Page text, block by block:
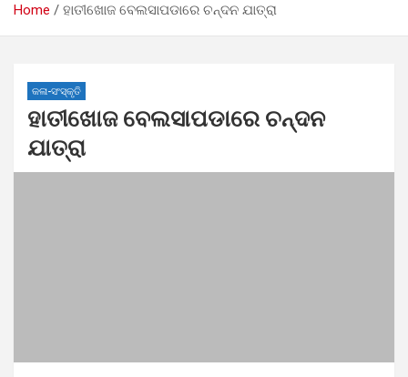
Home ହାତୀଖୋଜ ବେଲସାପଡାରେ ଚନ୍ଦନ ଯାତ୍ରା
କଳା-ସଂସ୍କୃତି
ହାତୀଖୋଜ ବେଲସାପଡାରେ ଚନ୍ଦନ
ଯାତ୍ରା